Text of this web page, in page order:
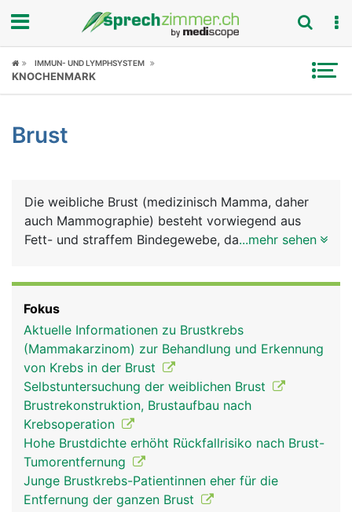
Fokus
Symptome
News
Rubriken
IMMUN- UND LYMPHSYSTEM
KNOCHENMARK
Brust
Die weibliche Brust (medizinisch Mamma, daher
auch Mammographie) besteht vorwiegend aus
Fett- und straffem Bindegewebe, das wesentlich
Brustwarze münden. Die Brüste wachsen mit
Beginn der Geschlechtsreife, gesteuert von den
weiblichen Geschlechtsorganen (Östrogen,
Gestagen). Das äussere Erscheinungsbild der
Brüste - Grösse, Form, Brustwarzen und
Brustwarzenvorhof - ist von Frau zu Frau
verschieden. Die Hauptfunktion der weiblichen
Brust ist die Produktion der Muttermilch zur
Ernährung eines Säuglings in den ersten
Lebensmonaten. Unter dem Einfluss der
Geschlechtshormone vergrössern sich die Brüste
...mehr sehen
Fokus
Aktuelle Informationen zu Brustkrebs
(Mammakarzinom) zur Behandlung und Erkennung
von Krebs in der Brust
Selbstuntersuchung der weiblichen Brust
Brustrekonstruktion, Brustaufbau nach
Krebsoperation
Hohe Brustdichte erhöht Rückfallrisiko nach Brust-
Tumorentfernung
Junge Brustkrebs-Patientinnen eher für die
Entfernung der ganzen Brust